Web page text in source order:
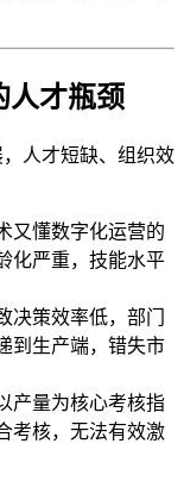
人才瓶颈
人才短缺、组织效
又懂数字化运营的
化严重，技能水平
决策效率低，部门
到生产端，错失市
产量为核心考核指
考核，无法有效激